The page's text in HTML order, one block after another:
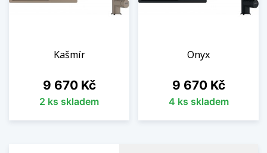
Kašmír
Cena
9 670 Kč
2 ks skladem
Onyx
Cena
9 670 Kč
4 ks skladem